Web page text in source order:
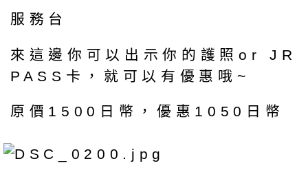
服務台
來這邊你可以出示你的護照or JR
PASS卡，就可以有優惠哦~
原價1500日幣，優惠1050日幣